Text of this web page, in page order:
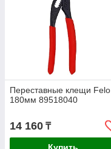
Переставные клещи Felo
180мм 89518040
14 160 ₸